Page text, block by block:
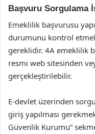
Başvuru Sorgulama
Emeklilik başvurusu
durumunu kontrol
gereklidir. 4A emeklilik
resmi web sitesinden
gerçekleştirilebilir.
E-devlet üzerinden
giriş yapılması
Güvenlik Kurumu”